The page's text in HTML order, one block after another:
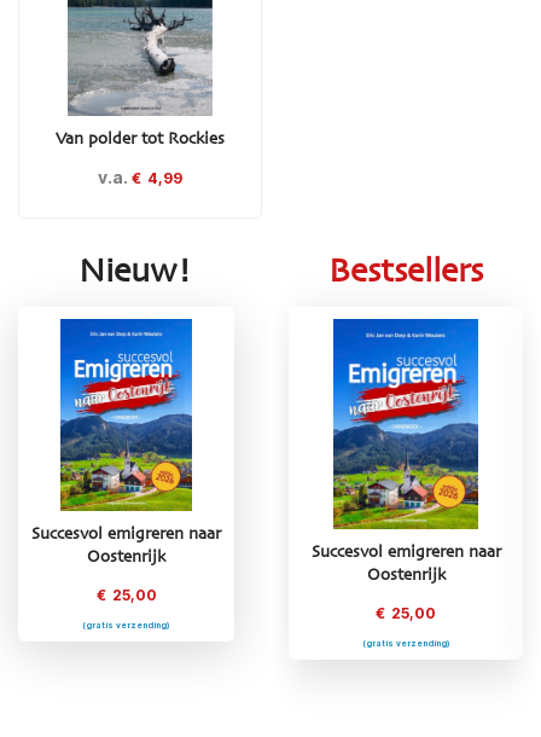
Van polder tot Rockies
v.a. € 4,99
Nieuw!
Succesvol emigreren naar
Oostenrijk
€ 25,00
(gratis verzending)
Bestsellers
Succesvol emigreren naar
(gratis verzending)
Succesvol emigreren naar
Oostenrijk
€ 25,00
(gratis verzending)